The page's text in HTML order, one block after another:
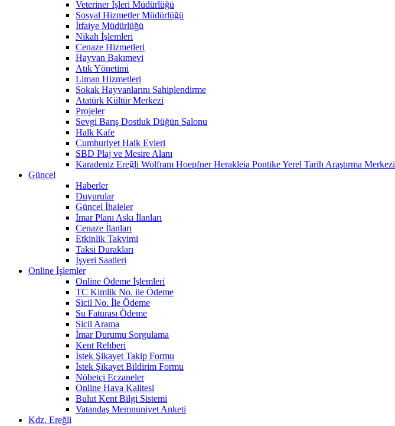
Veteriner İşleri Müdürlüğü
Sosyal Hizmetler Müdürlüğü
İtfaiye Müdürlüğü
Nikah İşlemleri
Cenaze Hizmetleri
Hayvan Bakımevi
Atık Yönetimi
Liman Hizmetleri
Sokak Hayvanlarını Sahiplendirme
Atatürk Kültür Merkezi
Projeler
Sevgi Barış Dostluk Düğün Salonu
Halk Kafe
Cumhuriyet Halk Evleri
SBD Plaj ve Mesire Alanı
Karadeniz Ereğli Wolfram Hoepfner Herakleia Pontike Yerel Tarih Araştırma Merkezi
Güncel
Haberler
Duyurular
Güncel İhaleler
İmar Planı Askı İlanları
Cenaze İlanları
Etkinlik Takvimi
Taksi Durakları
İşyeri Saatleri
Online İşlemler
Online Ödeme İşlemleri
TC Kimlik No. ile Ödeme
Sicil No. İle Ödeme
Su Faturası Ödeme
Sicil Arama
İmar Durumu Sorgulama
Kent Rehberi
İstek Şikayet Takip Formu
İstek Şikayet Bildirim Formu
Nöbetçi Eczaneler
Online Hava Kalitesi
Bulut Kent Bilgi Sistemi
Vatandaş Memnuniyet Anketi
Kdz. Ereğli